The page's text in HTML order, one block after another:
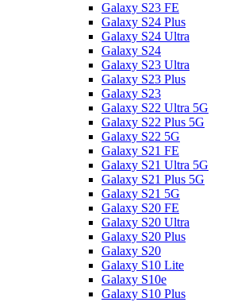
Galaxy S23 FE
Galaxy S24 Plus
Galaxy S24 Ultra
Galaxy S24
Galaxy S23 Ultra
Galaxy S23 Plus
Galaxy S23
Galaxy S22 Ultra 5G
Galaxy S22 Plus 5G
Galaxy S22 5G
Galaxy S21 FE
Galaxy S21 Ultra 5G
Galaxy S21 Plus 5G
Galaxy S21 5G
Galaxy S20 FE
Galaxy S20 Ultra
Galaxy S20 Plus
Galaxy S20
Galaxy S10 Lite
Galaxy S10e
Galaxy S10 Plus